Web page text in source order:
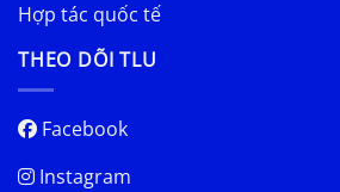
Hợp tác quốc tế
THEO DÕI TLU
Facebook
Instagram